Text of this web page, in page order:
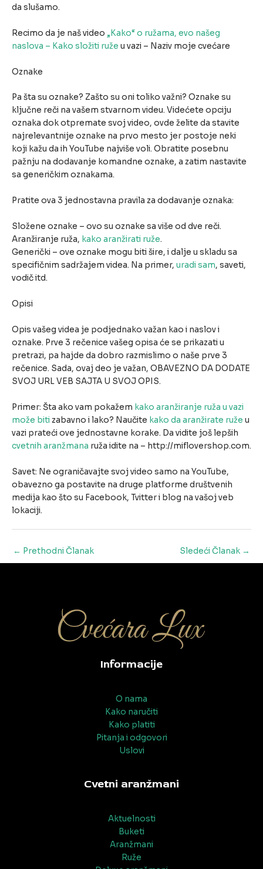
da slušamo.
Recimo da je naš video „Kako“ o ružama, evo našeg
naslova – Kako složiti ruže u vazi – Naziv moje cvećare
Oznake
Pa šta su oznake? Zašto su oni toliko važni? Oznake su
ključne reči na vašem stvarnom videu. Videćete opciju
oznaka dok otpremate svoj video, ovde želite da stavite
najrelevantnije oznake na prvo mesto jer postoje neki
koji kažu da ih YouTube najviše voli. Obratite posebnu
pažnju na dodavanje komandne oznake, a zatim nastavite
sa generičkim oznakama.
Pratite ova 3 jednostavna pravila za dodavanje oznaka:
Složene oznake – ovo su oznake sa više od dve reči.
Aranžiranje ruža, kako aranžirati ruže.
Generički – ove oznake mogu biti šire, i dalje u skladu sa
specifičnim sadržajem videa. Na primer, uradi sam, saveti,
vodič itd.
Opisi
Opis vašeg videa je podjednako važan kao i naslov i
oznake. Prve 3 rečenice vašeg opisa će se prikazati u
pretrazi, pa hajde da dobro razmislimo o naše prve 3
rečenice. Sada, ovaj deo je važan, OBAVEZNO DA DODATE
SVOJ URL VEB SAJTA U SVOJ OPIS.
Primer: Šta ako vam pokažem kako aranžiranje ruža u vazi
može biti zabavno i lako? Naučite kako da aranžirate ruže u
vazi prateći ove jednostavne korake. Da vidite još lepših
cvetnih aranžmana ruža idite na – http://miflovershop.com.
Savet: Ne ograničavajte svoj video samo na YouTube,
obavezno ga postavite na druge platforme društvenih
medija kao što su Facebook, Tvitter i blog na vašoj veb
lokaciji.
Post
← Prethodni Članak Sledeći Članak →
Informacije
O nama
Kako naručiti
Kako platiti
Pitanja i odgovori
Uslovi
Cvetni aranžmani
Aktuelnosti
Buketi
Aranžmani
Ruže